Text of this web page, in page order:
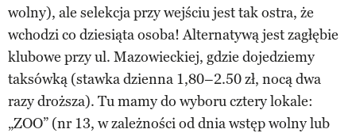
wolny), ale selekcja przy wejściu jest tak ostra, że
wchodzi co dziesiąta osoba! Alternatywą jest zagłębie
klubowe przy ul. Mazowieckiej, gdzie dojedziemy
taksówką (stawka dzienna 1,80–2.50 zł, nocą dwa
razy droższa). Tu mamy do wyboru cztery lokale:
„ZOO” (nr 13, w zależności od dnia wstęp wolny lub